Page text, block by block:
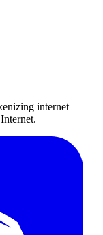
internet